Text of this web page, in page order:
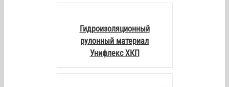
Гидроизоляционный
рулонный материал
Унифлекс ХКП